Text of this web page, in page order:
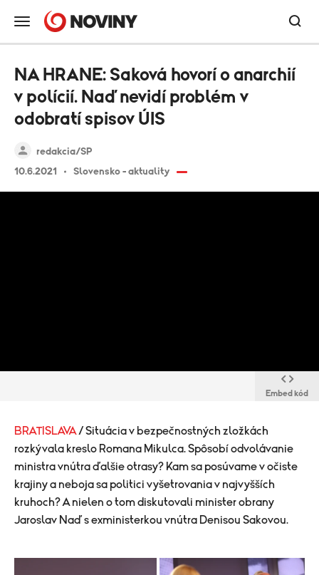
redakcia/SP
10.6.2021
Slovensko - aktuality
NA HRANE: Saková hovorí o anarchií
v polícií. Naď nevidí problém v
odobratí spisov ÚIS
Embed kód
BRATISLAVA / Situácia v bezpečnostných zložkách
rozkývala kreslo Romana Mikulca. Spôsobí odvolávanie
ministra vnútra ďalšie otrasy? Kam sa posúvame v očiste
krajiny a neboja sa politici vyšetrovania v najvyšších
kruhoch? A nielen o tom diskutovali minister obrany
Jaroslav Naď s exministerkou vnútra Denisou Sakovou.